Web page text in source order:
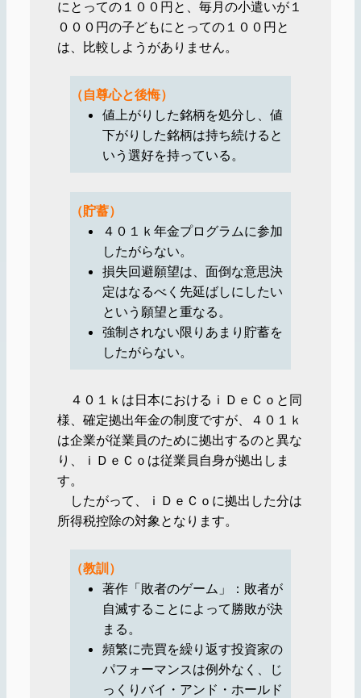
にとっての１００円と、毎月の小遣いが１
０００円の子どもにとっての１００円と
は、比較しようがありません。
（自尊心と後悔）
値上がりした銘柄を処分し、値
下がりした銘柄は持ち続けると
いう選好を持っている。
（貯蓄）
４０１ｋ年金プログラムに参加
したがらない。
損失回避願望は、面倒な意思決
定はなるべく先延ばしにしたい
という願望と重なる。
強制されない限りあまり貯蓄を
したがらない。
４０１ｋは日本におけるｉＤｅＣｏと同
様、確定拠出年金の制度ですが、４０１ｋ
は企業が従業員のために拠出するのと異な
り、ｉＤｅＣｏは従業員自身が拠出しま
す。
したがって、ｉＤｅＣｏに拠出した分は
所得税控除の対象となります。
（教訓）
著作「敗者のゲーム」：敗者が
自滅することによって勝敗が決
まる。
頻繁に売買を繰り返す投資家の
パフォーマンスは例外なく、じ
っくりバイ・アンド・ホールド